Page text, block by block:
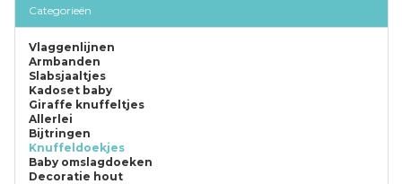
Categorieën
Vlaggenlijnen
Armbanden
Slabsjaaltjes
Kadoset baby
Giraffe knuffeltjes
Allerlei
Bijtringen
Knuffeldoekjes
Baby omslagdoeken
Decoratie hout